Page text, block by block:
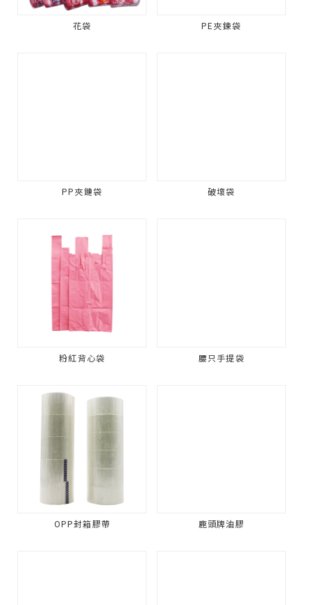
花袋 PE夾鍊袋
PP夾鏈袋 破壞袋
粉紅背心袋 腰只手提袋
OPP封箱膠帶 鹿頭牌油膠